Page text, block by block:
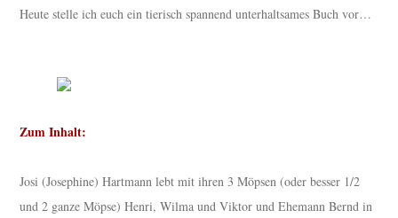
Heute stelle ich euch ein tierisch spannend unterhaltsames Buch vor…
Zum Inhalt:
Josi (Josephine) Hartmann lebt mit ihren 3 Möpsen (oder besser 1/2
und 2 ganze Möpse) Henri, Wilma und Viktor und Ehemann Bernd in